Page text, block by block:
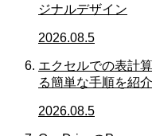
ジナルデザイン
2026.08.5
エクセルでの表計
る簡単な手順を紹介
2026.08.5